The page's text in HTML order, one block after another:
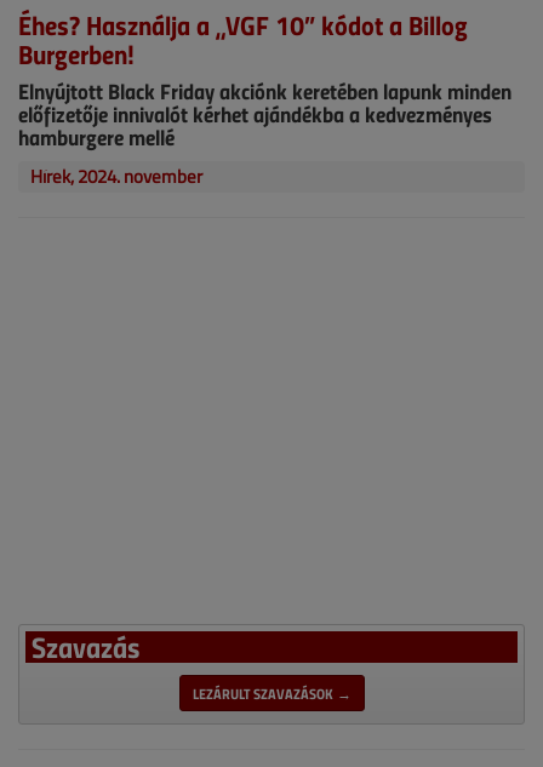
Éhes? Használja a „VGF 10” kódot a Billog
Burgerben!
Elnyújtott Black Friday akciónk keretében lapunk minden
előfizetője innivalót kérhet ajándékba a kedvezményes
hamburgere mellé
Hírek, 2024. november
Szavazás
LEZÁRULT SZAVAZÁSOK →